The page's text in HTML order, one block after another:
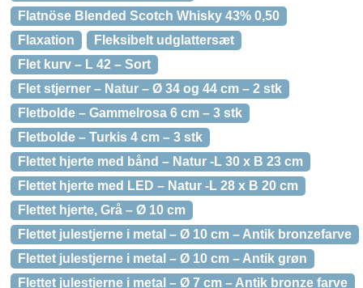
Flatnöse Blended Scotch Whisky 43% 0,50
Flaxation
Fleksibelt udglattersæt
Flet kurv – L 42 – Sort
Flet stjerner – Natur – Ø 34 og 44 cm – 2 stk
Fletbolde – Gammelrosa 6 cm – 3 stk
Fletbolde – Turkis 4 cm – 3 stk
Flettet hjerte med bånd – Natur -L 30 x B 23 cm
Flettet hjerte med LED – Natur -L 28 x B 20 cm
Flettet hjerte, Grå – Ø 10 cm
Flettet julestjerne i metal – Ø 10 cm – Antik bronzefarve
Flettet julestjerne i metal – Ø 10 cm – Antik grøn
Flettet julestjerne i metal – Ø 7 cm – Antik bronze farve